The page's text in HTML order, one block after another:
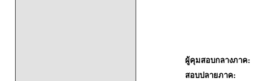
ผู้คุมสอบกลางภาค:
สอบปลายภาค: